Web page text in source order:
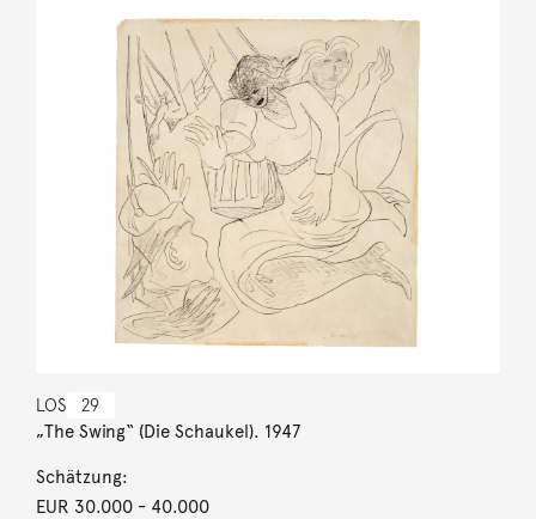
LOS 29
„The Swing“ (Die Schaukel). 1947
Schätzung:
EUR 30.000- 40.000